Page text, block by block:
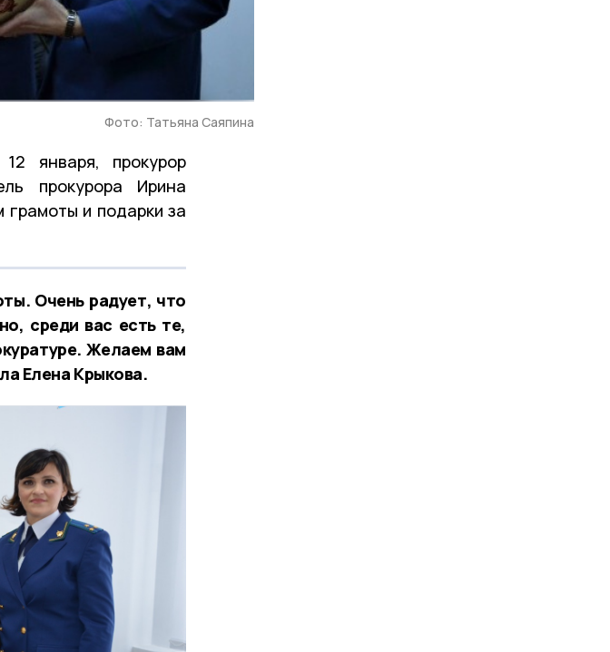
Фото: Татьяна Саяпина
января, прокурор
прокурора Ирина
и подарки за
Очень радует, что
среди вас есть те,
Желаем вам
Елена Крыкова.